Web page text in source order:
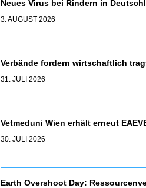
Neues Virus bei Rindern in
3. AUGUST 2026
Verbände fordern wirtschaftlich
31. JULI 2026
Vetmeduni Wien erhält erneut
30. JULI 2026
Earth Overshoot Day: